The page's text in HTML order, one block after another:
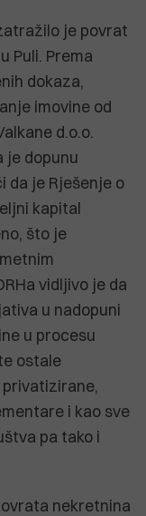
je povrat
Puli. Prema
dokaza,
imovine od
d.o.o.
je dopunu
da je Rješenje o
kapital
što je
vidljivo je da
u nadopuni
u procesu
ostale
i kao sve
pa tako i
nekretnina